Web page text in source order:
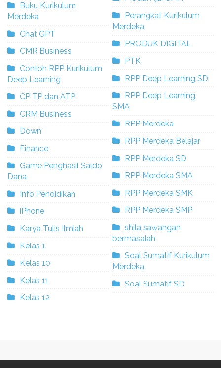
Buku Kurikulum
Merdeka
Chat GPT
CMR Business
Contoh RPP Kurikulum
Deep Learning
CP TP dan ATP
CRM Business
Down
Finance
Game Penghasil Saldo
Dana
Info Pendidikan
iPhone
Karya Tulis Ilmiah
Kelas 1
Kelas 10
Kelas 11
Kelas 12
Perangkat Kurikulum
Merdeka
PRODUK DIGITAL
PTK
RPP Deep Learning SD
RPP Deep Learning
SMA
RPP Merdeka
RPP Merdeka Belajar
RPP Merdeka SD
RPP Merdeka SMA
RPP Merdeka SMK
RPP Merdeka SMP
shila sawangan
bermasalah
Soal Sumatif Kurikulum
Merdeka
Soal Sumatif SD